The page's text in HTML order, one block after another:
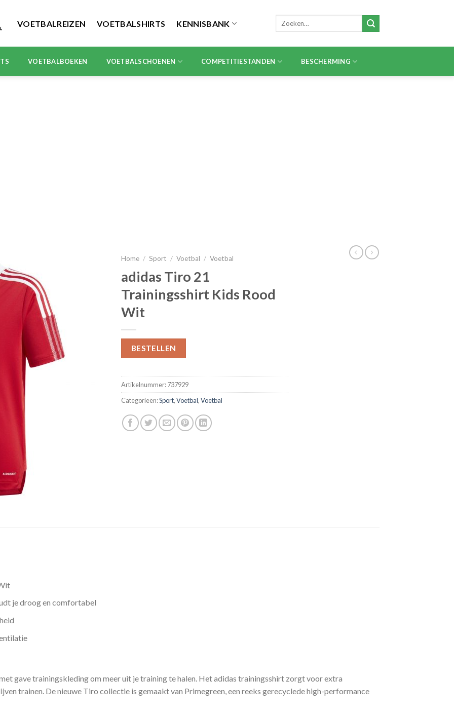
VOETBALREIZEN VOETBALSHIRTS KENNISBANK
Zoeken
VOETBALBOEKEN VOETBALSCHOENEN COMPETITIESTANDEN BESCHERMING
Home / Sport / Voetbal / Voetbal
adidas Tiro 21
Trainingsshirt Kids Rood
Wit
BESTELLEN
Artikelnummer:737929
Categorieën:Sport,Voetbal,Voetbal
je droog en comfortabel
gave trainingskleding om meer uit je training te halen. Het adidas trainingsshirt zorgt voor extra
trainen. De nieuwe Tiro collectie is gemaakt van Primegreen, een reeks gerecyclede high-performance